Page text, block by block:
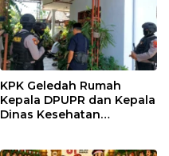
KPK Geledah Rumah
Kepala DPUPR dan Kepala
Dinas Kesehatan